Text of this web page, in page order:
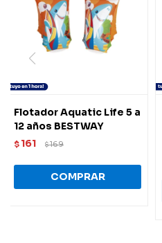
Flotador Aquatic Life 5 a
12 años BESTWAY
$ 161 $169